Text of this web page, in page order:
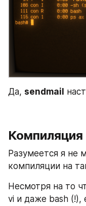
Да, sendmail
Разумеется я не
компиляции на
Несмотря на то
vi и даже bash